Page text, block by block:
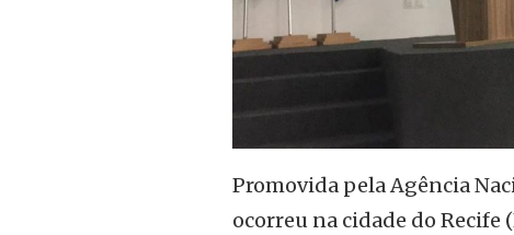
Promovida pela Agência
ocorreu na cidade do Recife